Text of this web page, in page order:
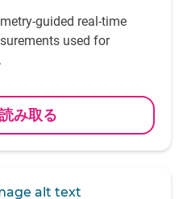
guided real-time
used for
み取る